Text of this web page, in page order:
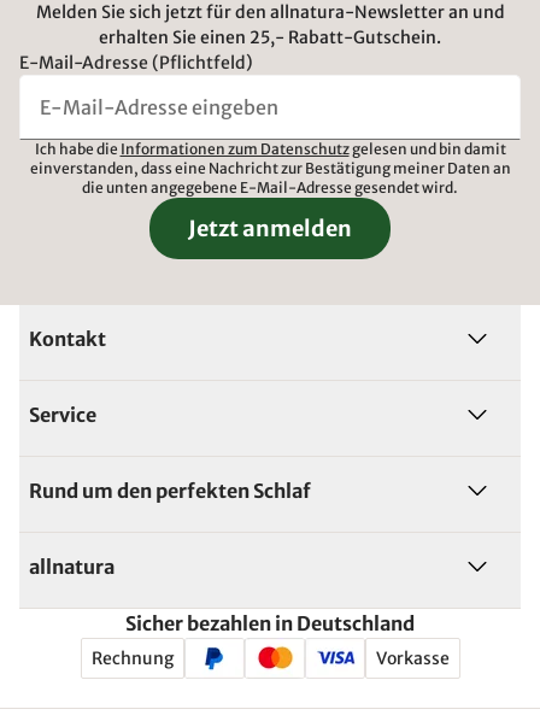
Melden Sie sich jetzt für den allnatura-Newsletter an und
erhalten Sie einen 25,- Rabatt-Gutschein.
E-Mail-Adresse (Pflichtfeld)
Ich habe die Informationen zum Datenschutzgelesen und bin damit
einverstanden, dass eine Nachricht zur Bestätigung meiner Daten an
die unten angegebene E-Mail-Adresse gesendet wird.
Jetzt anmelden
Kontakt
Service
Rund um den perfekten Schlaf
allnatura
Sicher bezahlen in Deutschland
Rechnung Vorkasse